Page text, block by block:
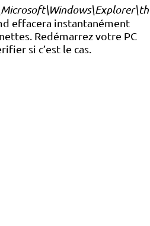
effacera instantanément
Redémarrez votre PC
si c’est le cas.